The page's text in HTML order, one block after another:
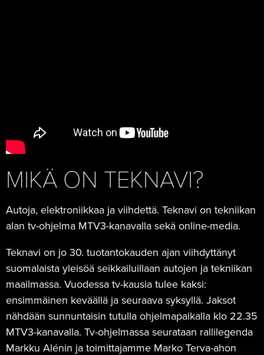
MIKÄ ON TEKNAVI?
Autoja, elektroniikkaa ja viihdettä. Teknavi on tekniikan
alan tv-ohjelma MTV3-kanavalla sekä online-media.
Teknavi on jo 30. tuotantokauden ajan viihdyttänyt
suomalaista yleisöä seikkailuillaan autojen ja tekniikan
maailmassa. Vuodessa tv-kausia tulee kaksi:
ensimmäinen keväällä ja seuraava syksyllä. Jaksot
nähdään sunnuntaisin tutulla ohjelmapaikalla klo 22.35
MTV3-kanavalla. Tv-ohjelmassa seurataan rallilegenda
Markku Alénin ja toimittajamme Marko Terva-ahon